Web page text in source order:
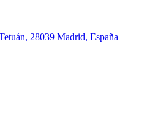
28039 Madrid, España